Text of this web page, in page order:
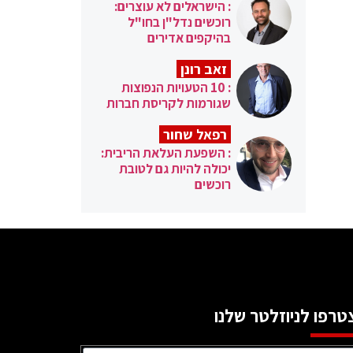
: הישראלים לא עוצרים:
רוכשים נדל"ן בחו"ל
בהיקפים אדירים
זאב רונן
: 10 הטעויות הנפוצות
שגורמות לקריסת חברות
רפאל שחור
: השפעת העלאת הריבית:
יכולה להיות גם לטובת
רוכשים
לניוזלטר שלנו